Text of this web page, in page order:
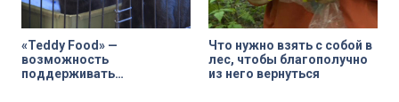
«Teddy Food» —
возможность
поддерживать
Что нужно взять с собой в
лес, чтобы благополучно
из него вернуться